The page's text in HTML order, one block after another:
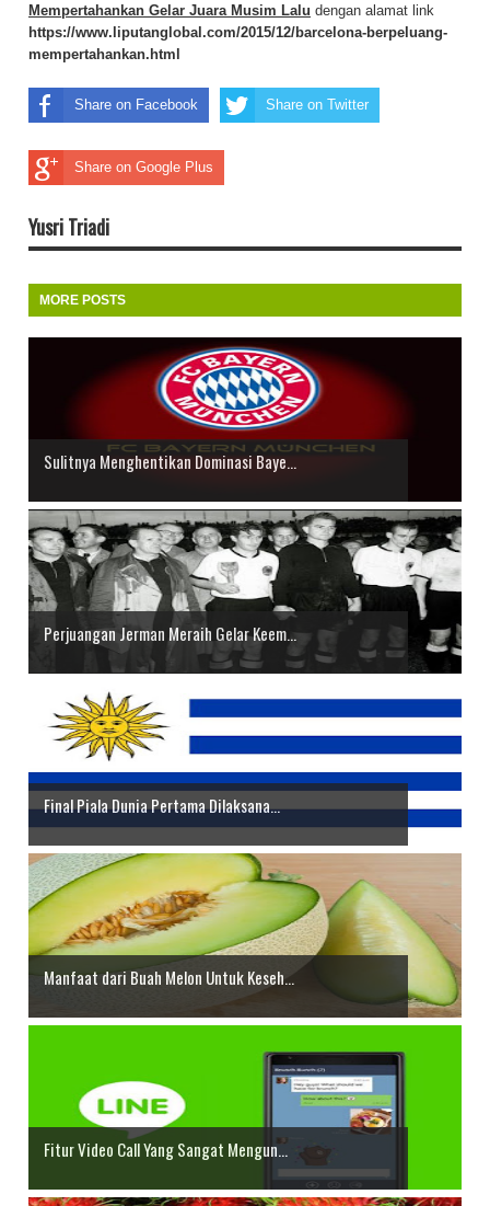
Mempertahankan Gelar Juara Musim Lalu dengan alamat link
https://www.liputanglobal.com/2015/12/barcelona-berpeluang-
mempertahankan.html
Share on Facebook Share on Twitter
Share on Google Plus
Yusri Triadi
MORE POSTS
Sulitnya Menghentikan Dominasi Baye...
Perjuangan Jerman Meraih Gelar Keem...
Final Piala Dunia Pertama Dilaksana...
Manfaat dari Buah Melon Untuk Keseh...
Fitur Video Call Yang Sangat Mengun...